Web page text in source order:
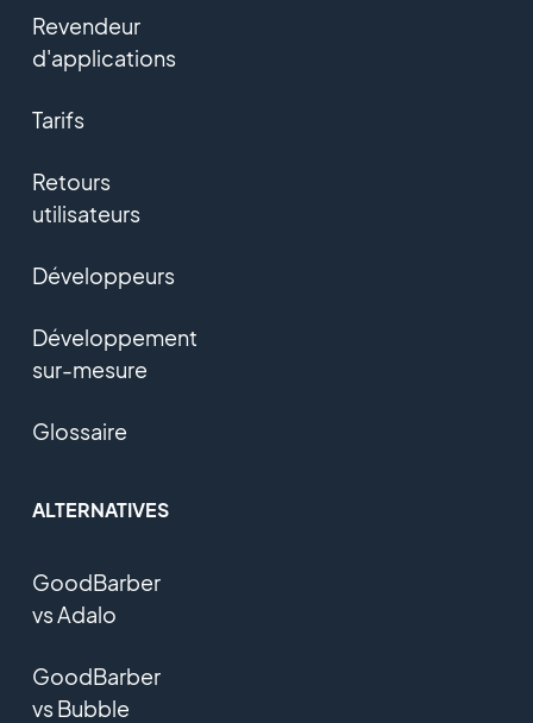
Revendeur
d'applications
Tarifs
Retours
utilisateurs
Développeurs
Développement
sur-mesure
Glossaire
ALTERNATIVES
GoodBarber
vs Adalo
GoodBarber
vs Bubble